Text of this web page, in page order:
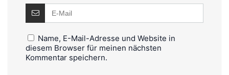
Name, E-Mail-Adresse und Website in
diesem Browser für meinen nächsten
Kommentar speichern.